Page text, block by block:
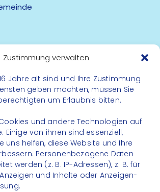
Zustimmung verwalten
Jahre alt sind und Ihre Zustimmung
geben möchten, müssen Sie
um Erlaubnis bitten.
und andere Technologien auf
Einige von ihnen sind essenziell,
uns helfen, diese Website und Ihre
Personenbezogene Daten
werden (z. B. IP-Adressen), z. B. für
und Inhalte oder Anzeigen-